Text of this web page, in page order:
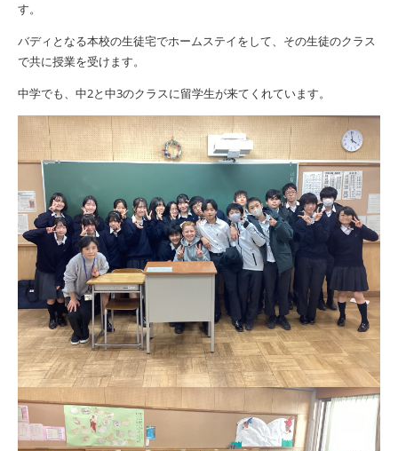
す。
バディとなる本校の生徒宅でホームステイをして、その生徒のクラス
で共に授業を受けます。
中学でも、中2と中3のクラスに留学生が来てくれています。